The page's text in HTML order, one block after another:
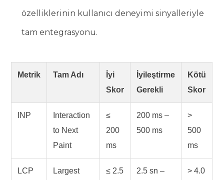
özelliklerinin kullanıcı deneyimi sinyalleriyle
tam entegrasyonu.
Metrik Tam Adı
İyi
Skor
İyileştirme
Gerekli
Kötü
Skor
INP
Interaction
to Next
Paint
≤
200
ms
200 ms –
500 ms
>
500
ms
LCP
Largest
≤ 2.5
2.5 sn –
> 4.0